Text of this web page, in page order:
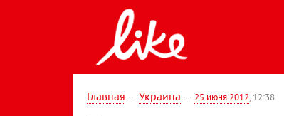
Главная — Украина — 25 июня 2012, 12:38